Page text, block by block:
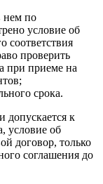
нем по
условие об
соответствия
проверить
при приеме на
срока.
допускается к
условие об
договор, только
соглашения до